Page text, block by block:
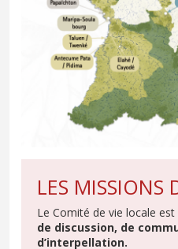
LES MISSIONS
Le Comité de vie locale est
de discussion, de
d’interpellation.